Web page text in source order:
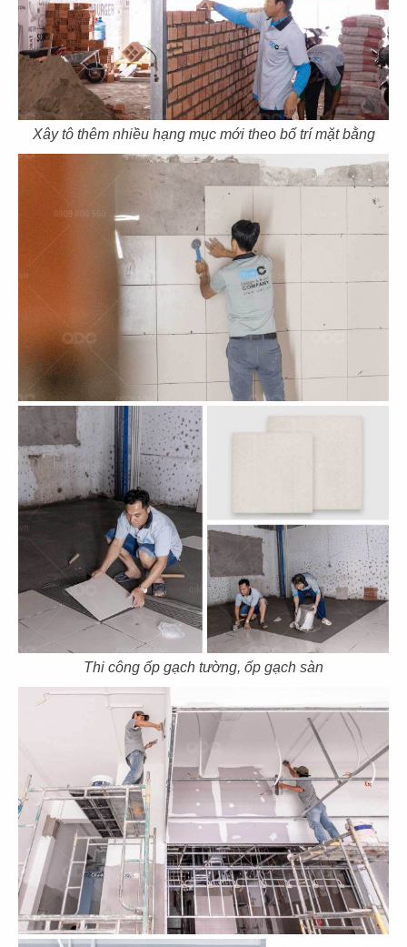
Xây tô thêm nhiều hạng mục mới theo bố trí mặt bằng
Thi công ốp gạch tường, ốp gạch sàn
43
THE COFFEE HOUSE
CN Vạn Hạnh Mall
44
THE COFFEE HOUSE
CN Nha Trang
THE COFFEE HOUSE
CN Nguyễn Tri Phương
46
THE COFFEE HOUSE
CN Võ Văn Tần
47
CHUBBY YO
CN Thảo Điền
48
CHUBBY YO
BAOZ DIMSUM
CN Thuận Kiều - Q.5
50
BAOZ DIMSUM
CN Lê Đại Hành - Q.11
BAOZ DIMSUM
CN Nguyễn Tri Phương
BAOZ HOTPOT
CN Nguyễn Tri Phương - Q.5
53 54